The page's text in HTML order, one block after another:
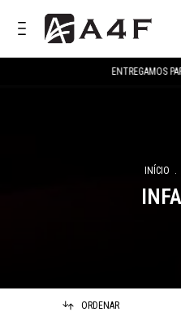
ENTREGAMOS PARA TODO O
INÍCIO .
ORDENAR